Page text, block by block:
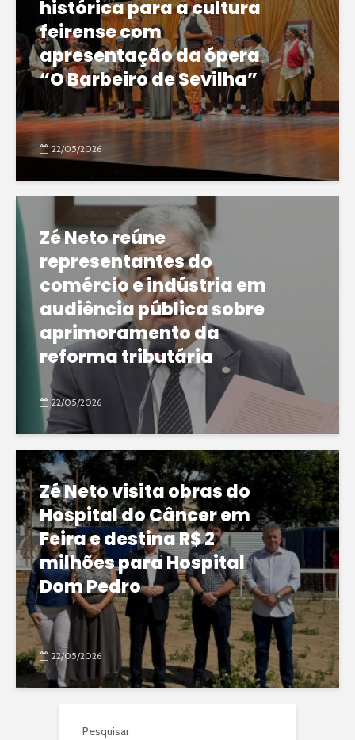
histórica para a cultura
feirense com
apresentação da ópera
“O Barbeiro de Sevilha”
22/05/2026
Zé Neto reúne
representantes do
comércio e indústria em
audiência pública sobre
aprimoramento da
reforma tributária
22/05/2026
Zé Neto visita obras do
Hospital do Câncer em
Feira e destina R$ 2
milhões para Hospital
Dom Pedro
22/05/2026
Pesquisar